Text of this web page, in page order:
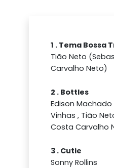
1 . Tema Bossa
Tião Neto
Carvalho Neto)
2 . Bottles
Edison Machado
Vinhas , Tião
Costa Carvalho
3 . Cutie
Sonny Rollins